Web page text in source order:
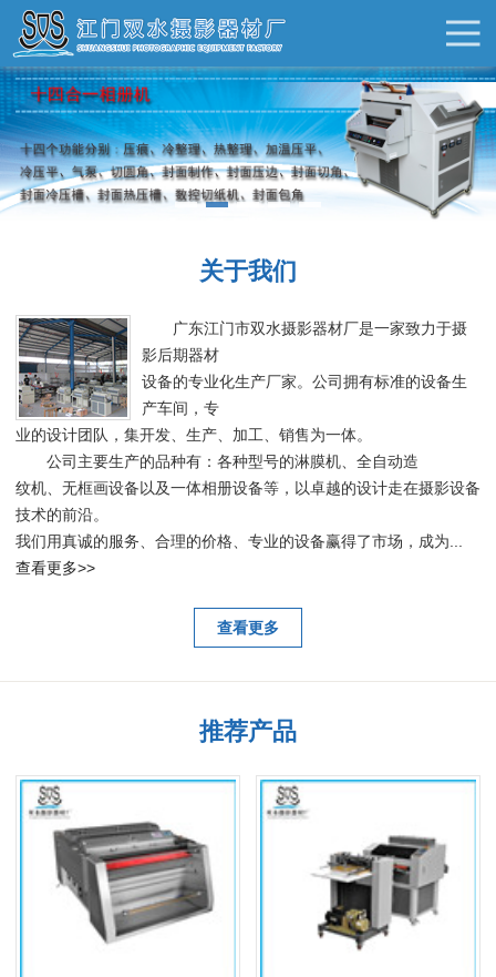
关于我们
广东江门市双水摄影器材厂是一家致力于摄
影后期器材
设备的专业化生产厂家。公司拥有标准的设备生
产车间，专
业的设计团队，集开发、生产、加工、销售为一体。
公司主要生产的品种有：各种型号的淋膜机、全自动造
纹机、无框画设备以及一体相册设备等，以卓越的设计走在摄影设备
技术的前沿。
我们用真诚的服务、合理的价格、专业的设备赢得了市场，成为...
查看更多>>
查看更多
推荐产品